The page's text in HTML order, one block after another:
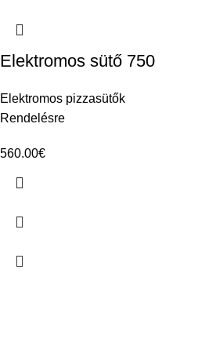
Elektromos sütő 750
Elektromos pizzasütők
Rendelésre
560.00€